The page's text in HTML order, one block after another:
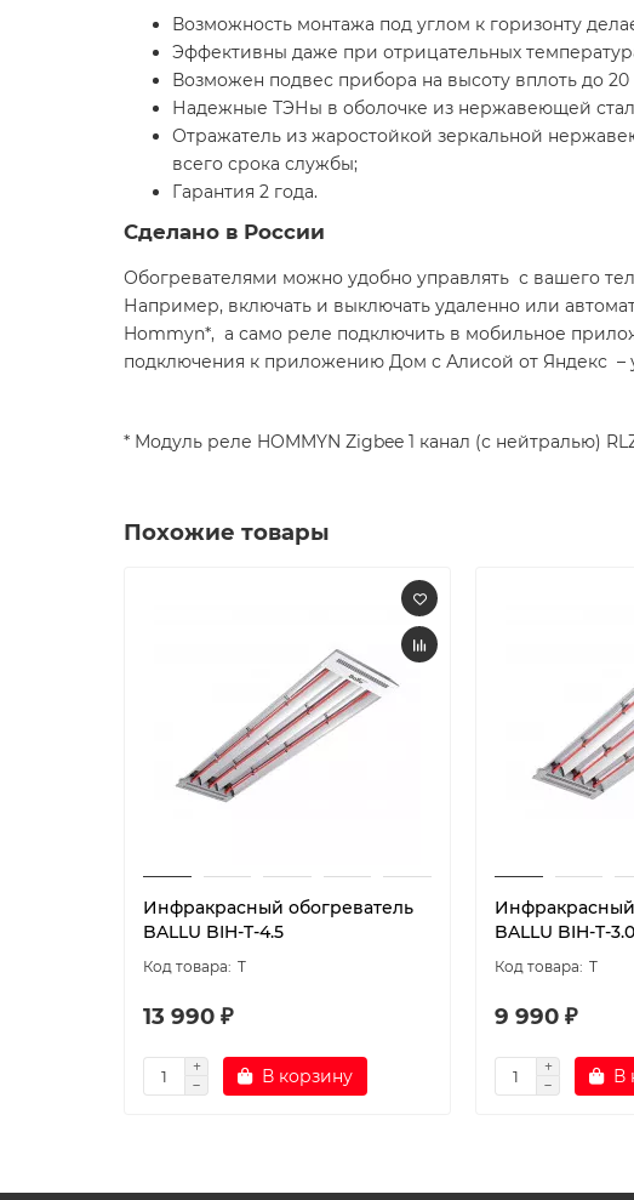
Возможность монтажа под углом к горизонту
Эффективны даже при отрицательных
Возможен подвес прибора на высоту вплоть до 20
Надежные ТЭНы в оболочке из нержавеющей
Отражатель из жаростойкой зеркальной
всего срока службы;
Гарантия 2 года.
Сделано в России
Обогревателями можно удобно управлять с вашего
Например, включать и выключать удаленно или
Hommyn*, а само реле подключить в мобильное
подключения к приложению Дом с Алисой от Яндекс –
* Модуль реле HOMMYN Zigbee 1 канал (с нейтралью)
Похожие товары
Инфракрасный обогреватель
BALLU BIH-T-4.5
T
13 990 ₽
В корзину
BALLU BIH-T-3.0
T
9 990 ₽
В